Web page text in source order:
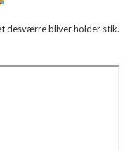
desværre bliver holder stik.